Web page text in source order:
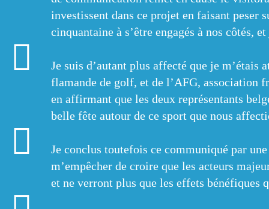
investissent dans ce projet en faisant peser
cinquantaine à s’être engagés à nos côtés,
Je suis d’autant plus affecté que je
flamande de golf, et de l’AFG, association
en affirmant que les deux représentants
belle fête autour de ce sport que nous
Je conclus toutefois ce communiqué par
m’empêcher de croire que les acteurs
et ne verront plus que les effets bénéfiques